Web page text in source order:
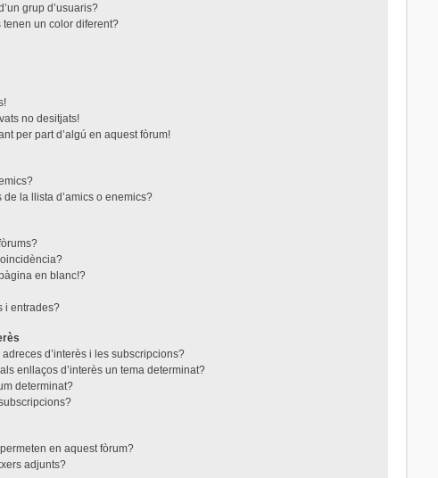
grup d’usuaris?
tenen un color diferent?
no desitjats!
per part d’algú en aquest fòrum!
la llista d’amics o enemics?
en blanc!?
i entrades?
d’interès i les subscripcions?
enllaços d’interès un tema determinat?
determinat?
en aquest fòrum?
adjunts?